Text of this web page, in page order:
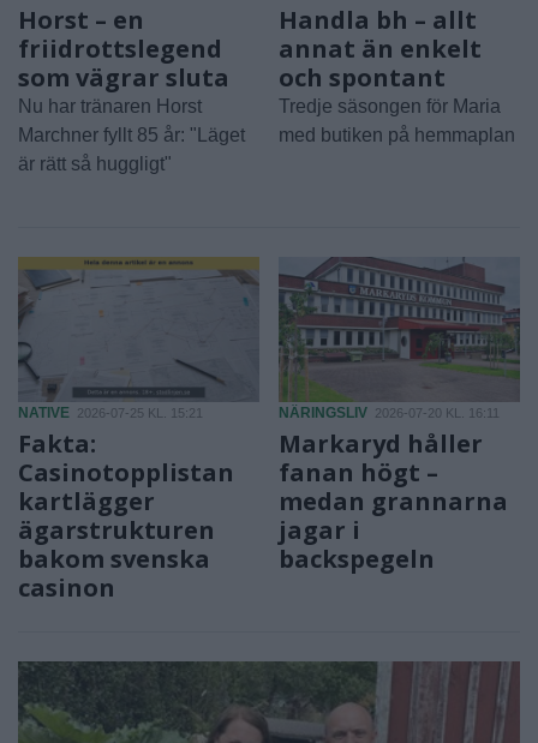
Horst – en
friidrottslegend
som vägrar sluta
Nu har tränaren Horst
Marchner fyllt 85 år: "Läget
är rätt så huggligt"
Handla bh – allt
annat än enkelt
och spontant
Tredje säsongen för Maria
med butiken på hemmaplan
NATIVE 2026-07-25 KL. 15:21
Fakta:
Casinotopplistan
kartlägger
ägarstrukturen
bakom svenska
casinon
NÄRINGSLIV 2026-07-20 KL. 16:11
Markaryd håller
fanan högt –
medan grannarna
jagar i
backspegeln